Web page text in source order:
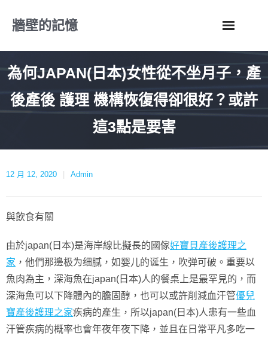
牆壁的記憶
為何JAPAN(日本)女性從不坐月子，產
後產後 護理 機構恢復得卻很好？或許
這3點是要害
12 月 12, 2020 Admin
與飲食有關
由於japan(日本)是海岸線比擬長的國傢好寶貝產後護理之
家 ，他們那邊极为细腻，如婴儿的诞生，吹弹可破。重要以
魚肉為主，深海魚在japan(日本)人的餐桌上是最罕見的，而
深海魚可以下降體內的膽固醇，也可以或許削減血汗管優兒
寶產後護理之家疾病的產生，所以japan(日本)人患有一些血
汗管疾病的概率也會年夜年夜下降，並且在日常平凡多吃一